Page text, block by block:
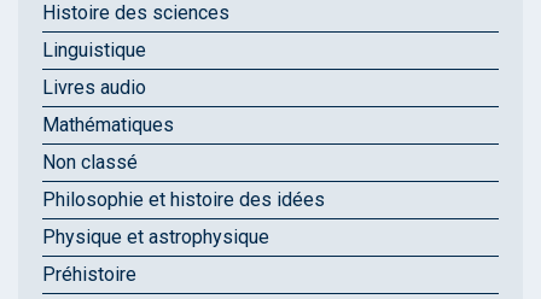
Histoire des sciences
Linguistique
Livres audio
Mathématiques
Non classé
Philosophie et histoire des idées
Physique et astrophysique
Préhistoire